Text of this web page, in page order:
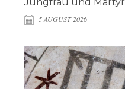
5 AUGUST 2026